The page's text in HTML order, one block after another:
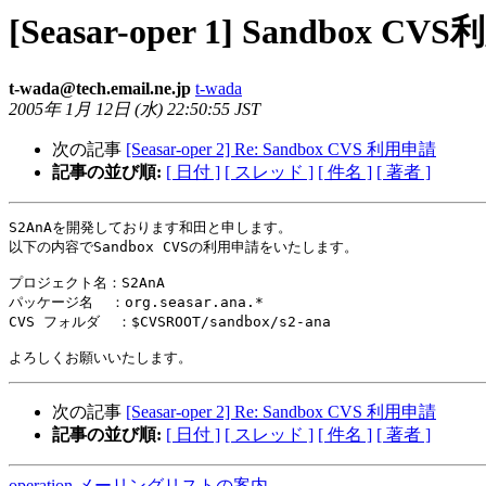
[Seasar-oper 1] Sandbox CVS
t-wada@tech.email.ne.jp t-wada
2005年 1月 12日 (水) 22:50:55 JST
次の記事 [Seasar-oper 2] Re: Sandbox CVS 利用申請
記事の並び順: [ 日付 ] [ スレッド ] [ 件名 ] [ 著者 ]
S2AnAを開発しております和田と申します。
以下の内容でSandbox CVSの利用申請をいたします。
プロジェクト名：S2AnA
パッケージ名  ：org.seasar.ana.*
CVS フォルダ  ：$CVSROOT/sandbox/s2-ana
次の記事 [Seasar-oper 2] Re: Sandbox CVS 利用申請
記事の並び順: [ 日付 ] [ スレッド ] [ 件名 ] [ 著者 ]